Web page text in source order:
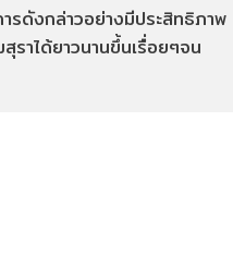
รดังกล่าวอย่างมีประสิทธิภาพ
าได้ยาวนานขึ้นเรื่อยๆจน